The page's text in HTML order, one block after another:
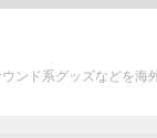
ンド系グッズなどを海